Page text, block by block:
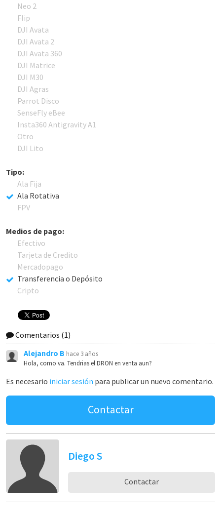
Neo 2
Flip
DJI Avata
DJI Avata 2
DJI Avata 360
DJI Matrice
DJI M30
DJI Agras
Parrot Disco
SenseFly eBee
Insta360 Antigravity A1
Otro
DJI Lito
Tipo:
Ala Fija
Ala Rotativa
FPV
Medios de pago:
Efectivo
Tarjeta de Credito
Mercadopago
Transferencia o Depósito
Cripto
Comentarios (1)
Alejandro B hace 3 años
Hola, como va. Tendrias el DRON en venta aun?
Es necesario iniciar sesión para publicar un nuevo comentario.
Contactar
Diego S
Contactar